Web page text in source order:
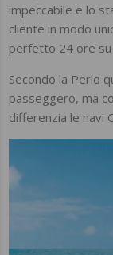
impeccabile e lo
cliente in modo
perfetto 24 ore su
Secondo la Perlo
passeggero, ma
differenzia le navi